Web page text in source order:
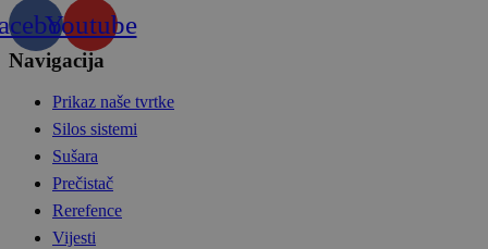
Youtube
Navigacija
Prikaz naše tvrtke
Silos sistemi
Sušara
Prečistač
Rerefence
Vijesti